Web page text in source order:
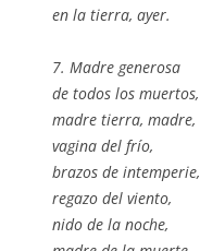
en la tierra, ayer.
7. Madre generosa
de todos los muertos,
madre tierra, madre,
vagina del frío,
brazos de intemperie,
regazo del viento,
nido de la noche,